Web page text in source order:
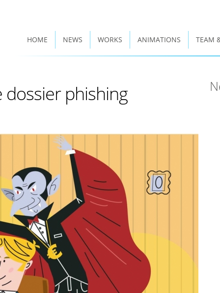
HOME NEWS WORKS ANIMATIONS TEAM
phishing
MOOC économie de la santé-TSUMI